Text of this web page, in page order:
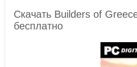
Скачать Builders of
бесплатно